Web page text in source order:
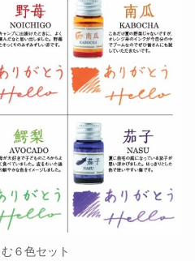
６色セット